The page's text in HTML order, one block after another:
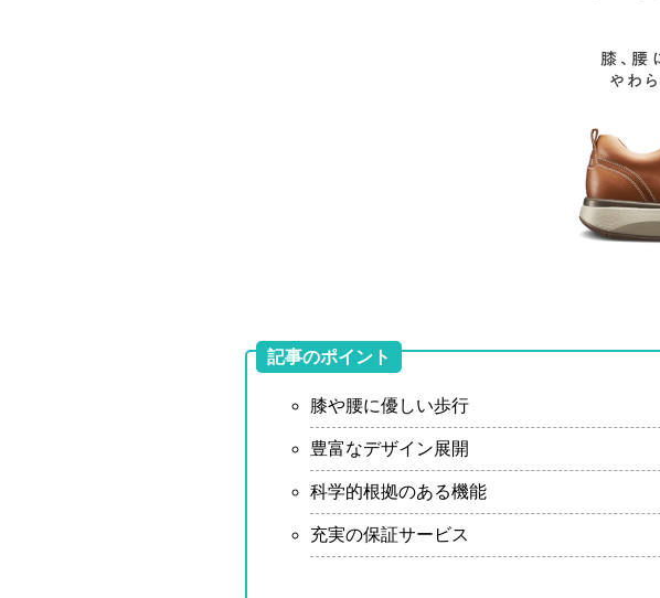
記事のポイント
膝や腰に優しい歩行
豊富なデザイン展開
科学的根拠のある機能
充実の保証サービス